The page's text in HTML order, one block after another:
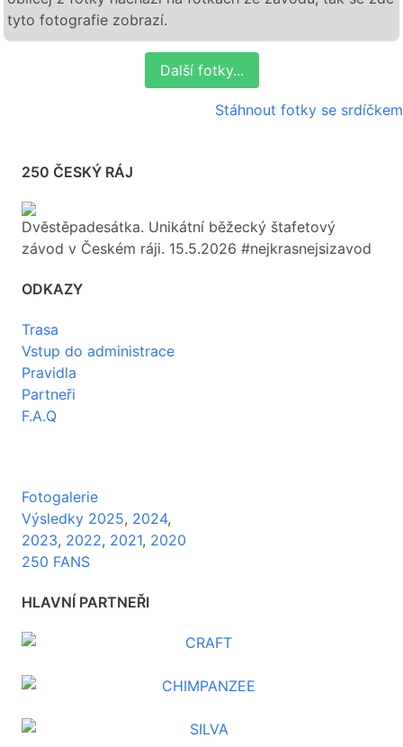
tyto fotografie zobrazí.
Další fotky...
Stáhnout fotky se srdíčkem
250 ČESKÝ RÁJ
Dvěstěpadesátka. Unikátní běžecký štafetový
závod v Českém ráji. 15.5.2026 #nejkrasnejsizavod
ODKAZY
Trasa
Vstup do administrace
Pravidla
Partneři
F.A.Q
Fotogalerie
Výsledky 2025, 2024,
2023, 2022, 2021, 2020
250 FANS
HLAVNÍ PARTNEŘI